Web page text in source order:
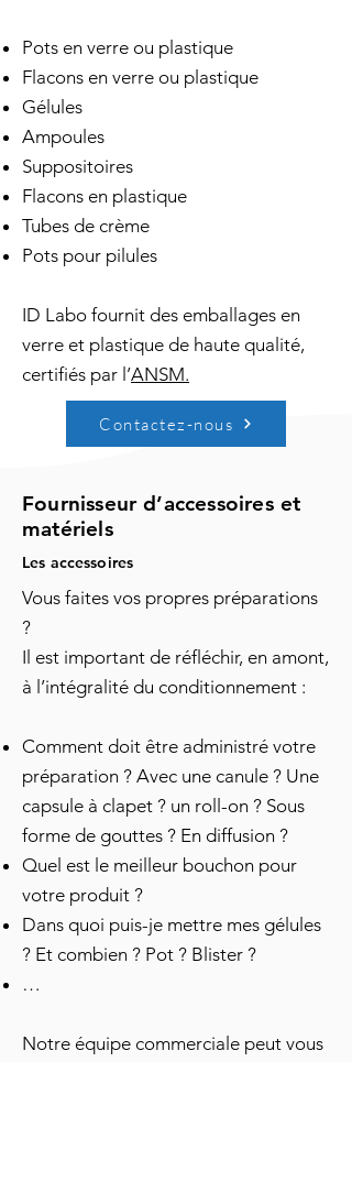
Pots en verre ou plastique
Flacons en verre ou plastique
Gélules
Ampoules
Suppositoires
Flacons en plastique
Tubes de crème
Pots pour pilules
ID Labo fournit des emballages en
verre et plastique de haute qualité,
certifiés par l’ANSM.
Contactez-nous
Fournisseur d’accessoires et
matériels
Les accessoires
Vous faites vos propres préparations
?
Il est important de réfléchir, en amont,
à l’intégralité du conditionnement :
Comment doit être administré votre
préparation ? Avec une canule ? Une
capsule à clapet ? un roll-on ? Sous
forme de gouttes ? En diffusion ?
Quel est le meilleur bouchon pour
votre produit ?
Dans quoi puis-je mettre mes gélules
? Et combien ? Pot ? Blister ?
…
Notre équipe commerciale peut vous